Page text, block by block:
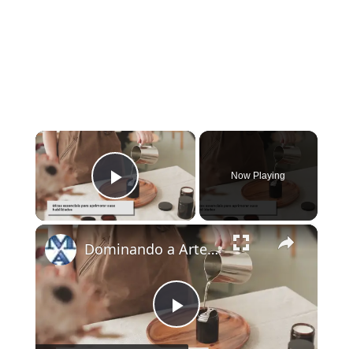
×
Play Video
Now Playing
×
Play
Dominando a Arte da Fabricação de Velas: Técnicas e Dicas Essenciais